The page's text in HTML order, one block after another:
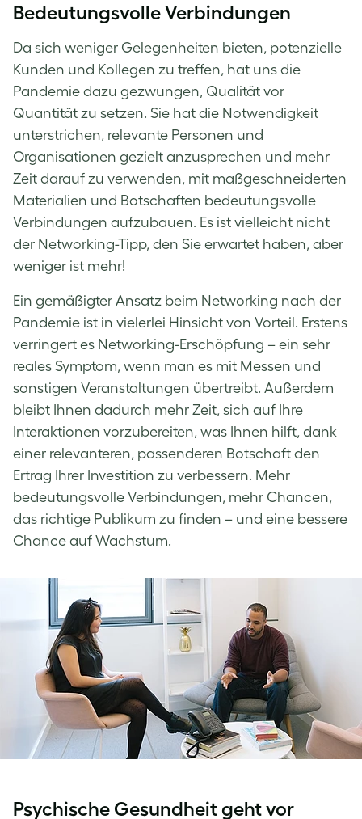
Bedeutungsvolle Verbindungen
Da sich weniger Gelegenheiten bieten, potenzielle
Kunden und Kollegen zu treffen, hat uns die
Pandemie dazu gezwungen, Qualität vor
Quantität zu setzen. Sie hat die Notwendigkeit
unterstrichen, relevante Personen und
Organisationen gezielt anzusprechen und mehr
Zeit darauf zu verwenden, mit maßgeschneiderten
Materialien und Botschaften bedeutungsvolle
Verbindungen aufzubauen. Es ist vielleicht nicht
der Networking-Tipp, den Sie erwartet haben, aber
weniger ist mehr!
Ein gemäßigter Ansatz beim Networking nach der
Pandemie ist in vielerlei Hinsicht von Vorteil. Erstens
verringert es Networking-Erschöpfung – ein sehr
reales Symptom, wenn man es mit Messen und
sonstigen Veranstaltungen übertreibt. Außerdem
bleibt Ihnen dadurch mehr Zeit, sich auf Ihre
Interaktionen vorzubereiten, was Ihnen hilft, dank
einer relevanteren, passenderen Botschaft den
Ertrag Ihrer Investition zu verbessern. Mehr
bedeutungsvolle Verbindungen, mehr Chancen,
das richtige Publikum zu finden – und eine bessere
Chance auf Wachstum.
Psychische Gesundheit geht vor